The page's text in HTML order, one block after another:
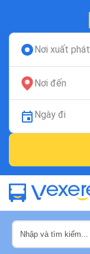
Nơi xuất phát
Nơi đến
Ngày đi